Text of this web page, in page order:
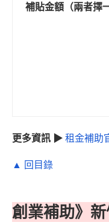
補貼金額（兩者擇一
更多資訊 ▶ 租金補助
▲ 回目錄
創業補助》